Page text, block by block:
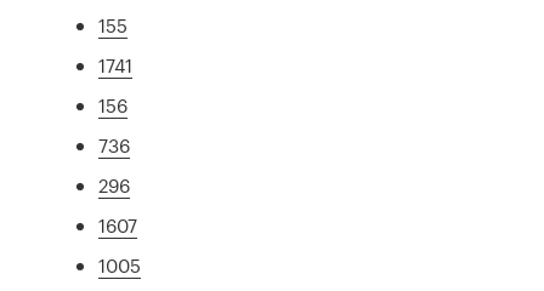
155
1741
156
736
296
1607
1005